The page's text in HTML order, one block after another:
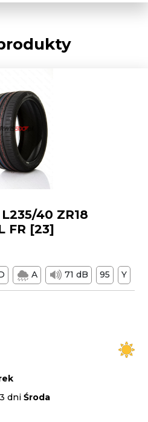
40 ZR18
FR [23]
A 71 dB 95 Y
dniŚroda